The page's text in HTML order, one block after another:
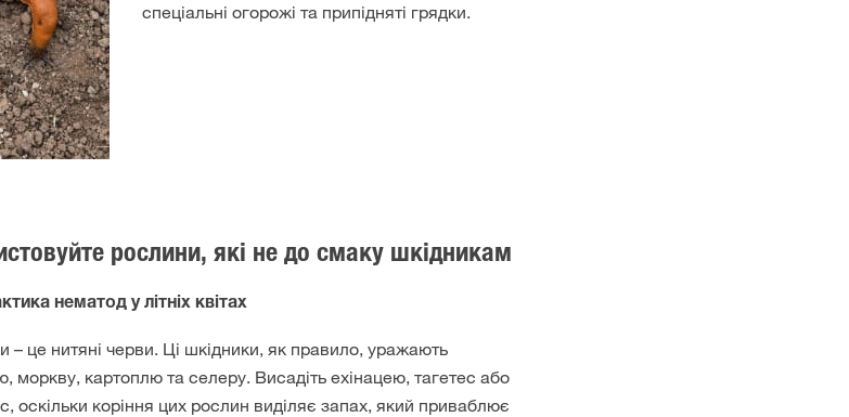
спеціальні огорожі та припідняті грядки.
рослини, які не до смаку шкідникам
нематод у літніх квітах
– це нитяні черви. Ці шкідники, як правило, уражають
моркву, картоплю та селеру. Висадіть ехінацею, тагетес або
оскільки коріння цих рослин виділяє запах, який приваблює